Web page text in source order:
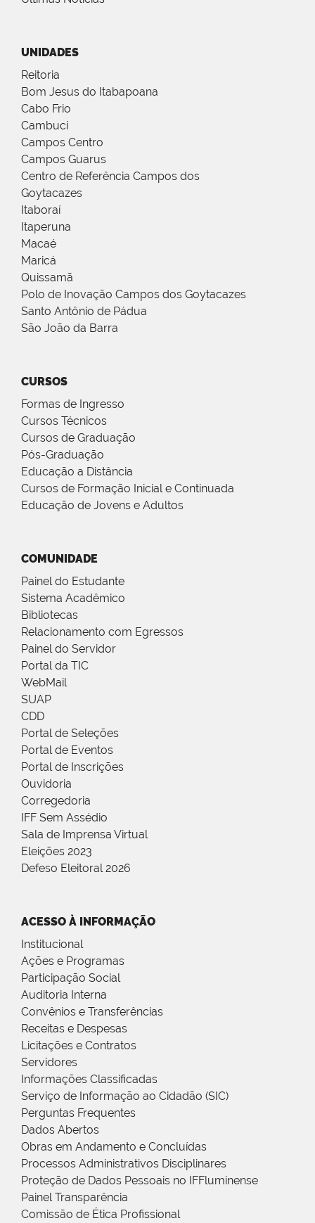
UNIDADES
Reitoria
Bom Jesus do Itabapoana
Cabo Frio
Cambuci
Campos Centro
Campos Guarus
Centro de Referência Campos dos
Goytacazes
Itaboraí
Itaperuna
Macaé
Maricá
Quissamã
Polo de Inovação Campos dos Goytacazes
Santo Antônio de Pádua
São João da Barra
CURSOS
Formas de Ingresso
Cursos Técnicos
Cursos de Graduação
Pós-Graduação
Educação a Distância
Cursos de Formação Inicial e Continuada
Educação de Jovens e Adultos
COMUNIDADE
Painel do Estudante
Sistema Acadêmico
Bibliotecas
Relacionamento com Egressos
Painel do Servidor
Portal da TIC
WebMail
SUAP
CDD
Portal de Seleções
Portal de Eventos
Portal de Inscrições
Ouvidoria
Corregedoria
IFF Sem Assédio
Sala de Imprensa Virtual
Eleições 2023
Defeso Eleitoral 2026
ACESSO À INFORMAÇÃO
Institucional
Ações e Programas
Participação Social
Auditoria Interna
Convênios e Transferências
Receitas e Despesas
Licitações e Contratos
Servidores
Informações Classificadas
Serviço de Informação ao Cidadão (SIC)
Perguntas Frequentes
Dados Abertos
Obras em Andamento e Concluídas
Processos Administrativos Disciplinares
Proteção de Dados Pessoais no IFFluminense
Painel Transparência
Comissão de Ética Profissional